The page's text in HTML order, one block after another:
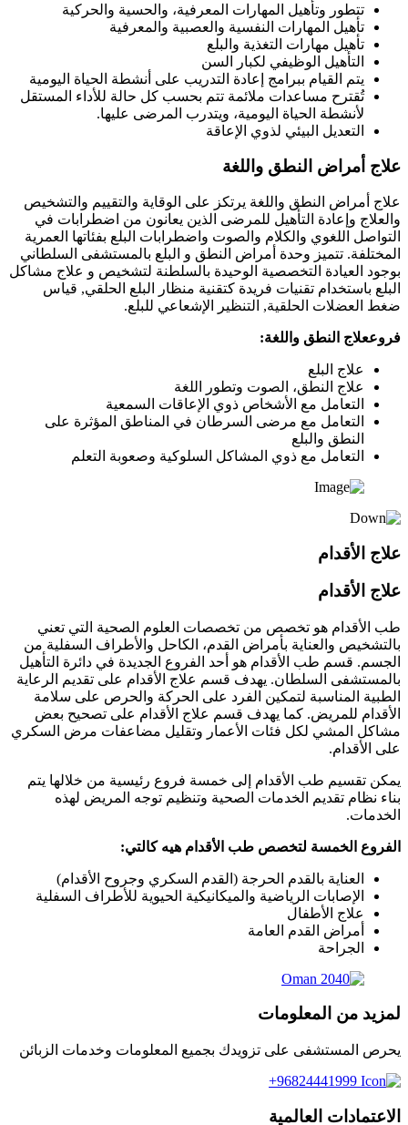
تتطور وتأهيل المهارات المعرفية، والحسية والحركية
تأهيل المهارات النفسية والعصبية والمعرفية
تأهيل مهارات التغذية والبلع
التأهيل الوظيفي لكبار السن
يتم القيام ببرامج إعادة التدريب على أنشطة الحياة اليومية
تُقترح مساعدات ملائمة تتم بحسب كل حالة للأداء المستقل
لأنشطة الحياة اليومية، ويتدرب المرضى عليها.
التعديل البيئي لذوي الإعاقة
علاج أمراض النطق واللغة
علاج أمراض النطق واللغة يرتكز على الوقاية والتقييم والتشخيص
والعلاج وإعادة التأهيل للمرضى الذين يعانون من اضطرابات في
التواصل اللغوي والكلام والصوت واضطرابات البلع بفئاتها العمرية
المختلفة. تتميز وحدة أمراض النطق و البلع بالمستشفى السلطاني
بوجود العيادة التخصصية الوحيدة بالسلطنة لتشخيص و علاج مشاكل
البلع باستخدام تقنيات فريدة كتقنية منظار البلع الحلقي, قياس
ضغط العضلات الحلقية, التنظير الإشعاعي للبلع.
فروععلاج النطق واللغة:
علاج البلع
علاج النطق، الصوت وتطور اللغة
التعامل مع الأشخاص ذوي الإعاقات السمعية
التعامل مع مرضى السرطان في المناطق المؤثرة على
النطق والبلع
التعامل مع ذوي المشاكل السلوكية وصعوبة التعلم
علاج الأقدام
علاج الأقدام
طب الأقدام هو تخصص من تخصصات العلوم الصحية التي تعني
بالتشخيص والعناية بأمراض القدم، الكاحل والأطراف السفلية من
الجسم. قسم طب الأقدام هو أحد الفروع الجديدة في دائرة التأهيل
بالمستشفى السلطان. يهدف قسم علاج الأقدام على تقديم الرعاية
الطبية المناسبة لتمكين الفرد على الحركة والحرص على سلامة
الأقدام للمريض. كما يهدف قسم علاج الأقدام على تصحيح بعض
مشاكل المشي لكل فئات الأعمار وتقليل مضاعفات مرض السكري
على الأقدام.
يمكن تقسيم طب الأقدام إلى خمسة فروع رئيسية من خلالها يتم
بناء نظام تقديم الخدمات الصحية وتنظيم توجه المريض لهذه
الخدمات.
الفروع الخمسة لتخصص طب الأقدام هيه كالتي:
العناية بالقدم الحرجة (القدم السكري وجروح الأقدام)
الإصابات الرياضية والميكانيكية الحيوية للأطراف السفلية
علاج الأطفال
أمراض القدم العامة
الجراحة
لمزيد من المعلومات
يحرص المستشفى على تزويدك بجميع المعلومات وخدمات الزبائن
96824441999+
الاعتمادات العالمية